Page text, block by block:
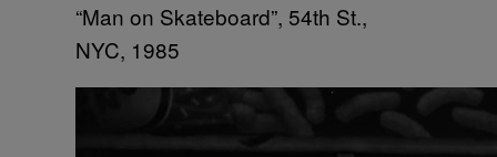
“Man on Skateboard”, 54th St.,
NYC, 1985